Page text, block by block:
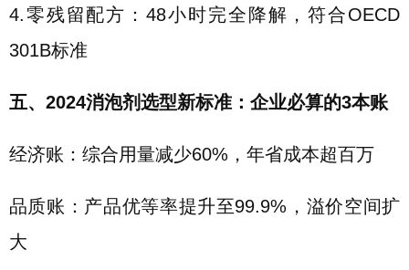
4.零残留配方：48小时完全降解，符合OECD
301B标准
五、2024消泡剂选型新标准：企业必算的3本账
经济账：综合用量减少60%，年省成本超百万
品质账：产品优等率提升至99.9%，溢价空间扩
大